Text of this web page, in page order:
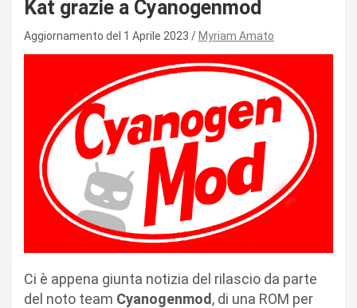
Kat grazie a Cyanogenmod
Aggiornamento del 1 Aprile 2023 Myriam Amato
Ci è appena giunta notizia del rilascio da parte
del noto team Cyanogenmod , di una ROM per